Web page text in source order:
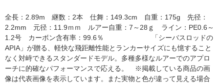
全長：2.89m 継数：2本 仕舞：149.3cm 自重：175g 先径：
2.2mm 元径：11.9ｍｍ ルアー自重：7～28ｇ ライン：PE0.6～
1.2号 カーボン含有率：99.6％ 「シーバスロッドの
APIA」が贈る、軽快な飛距離性能とランカーサイズにも憶すること
なく対峙できるスタンダードモデル。多種多様なルアーでのアプロ
ーチに的確なパフォーマンスで応える。 ※掲載している商品の画
像は代表画像を表示しています。また実物と色が違って見える場合